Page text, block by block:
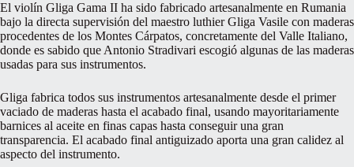
El violín Gliga Gama II ha sido fabricado artesanalmente en Rumania
bajo la directa supervisión del maestro luthier Gliga Vasile con maderas
procedentes de los Montes Cárpatos, concretamente del Valle Italiano,
donde es sabido que Antonio Stradivari escogió algunas de las maderas
usadas para sus instrumentos.
Gliga fabrica todos sus instrumentos artesanalmente desde el primer
vaciado de maderas hasta el acabado final, usando mayoritariamente
barnices al aceite en finas capas hasta conseguir una gran
transparencia. El acabado final antiguizado aporta una gran calidez al
aspecto del instrumento.